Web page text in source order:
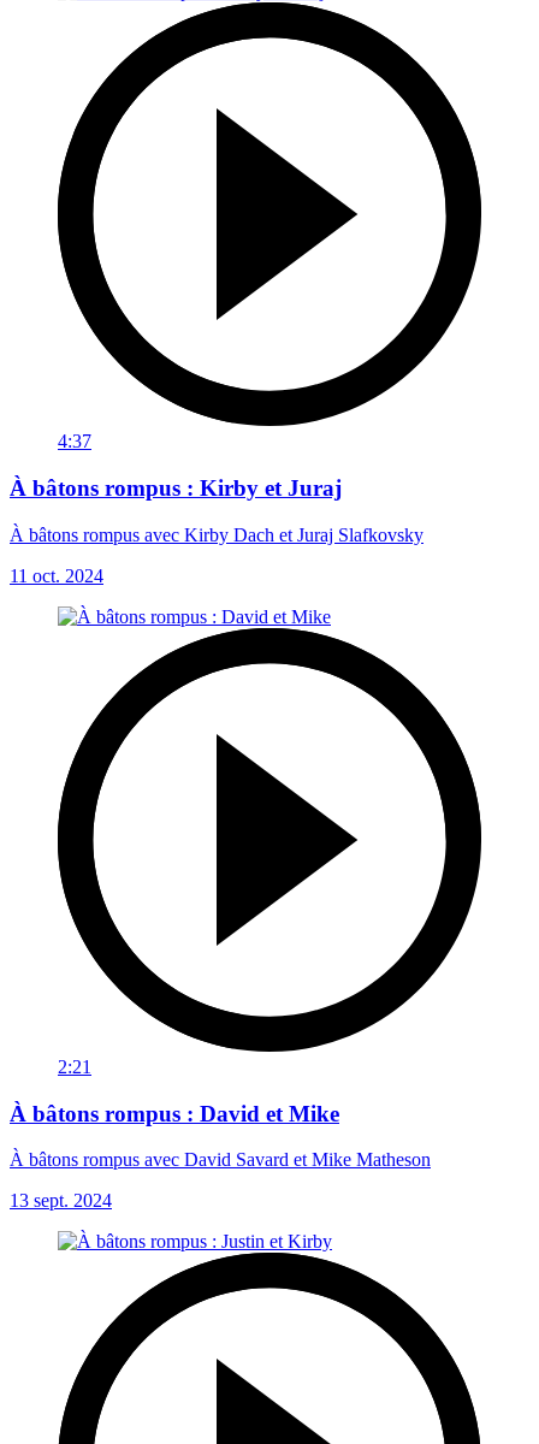
4:37
À bâtons rompus : Kirby et Juraj
À bâtons rompus avec Kirby Dach et Juraj Slafkovsky
11 oct. 2024
2:21
À bâtons rompus : David et Mike
À bâtons rompus avec David Savard et Mike Matheson
13 sept. 2024